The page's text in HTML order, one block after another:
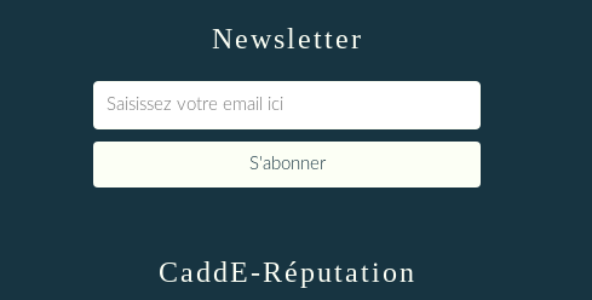
Newsletter
CaddE-Réputation